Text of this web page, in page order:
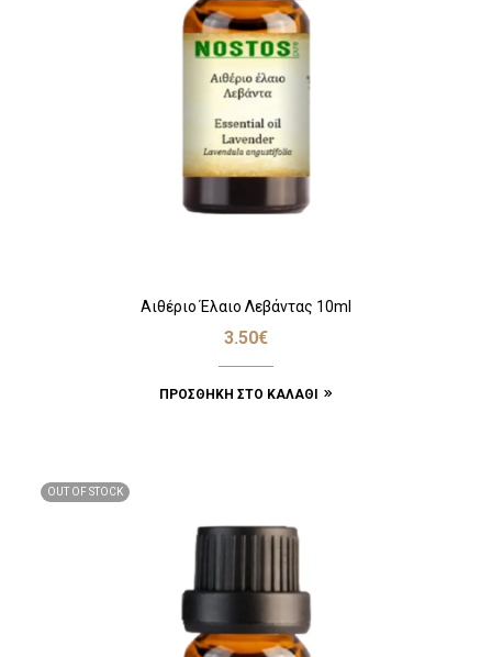
Αιθέριο Έλαιο Λεβάντας 10ml
3.50€
ΠΡΟΣΘΉΚΗ ΣΤΟ ΚΑΛΆΘΙ
OUT OF STOCK